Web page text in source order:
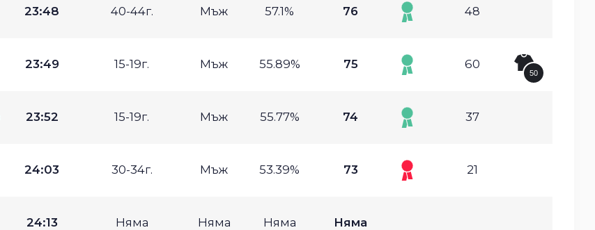
23:48 40-44г. Мъж 57.1% 76 48
23:49 15-19г. Мъж 55.89% 75 60
50
23:52 15-19г. Мъж 55.77% 74 37
24:03 30-34г. Мъж 53.39% 73 21
24:13 Няма Няма Няма Няма